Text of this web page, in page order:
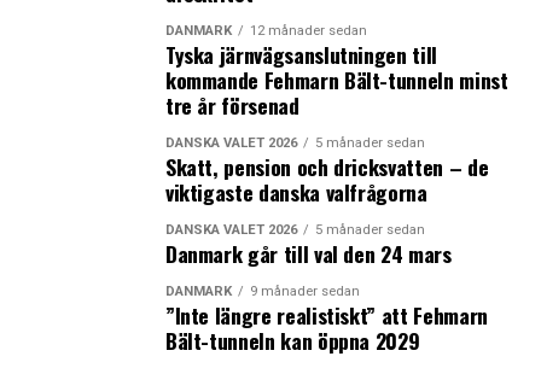
regional kontext. Om inte pandemin sätter käppar i
hjulet, att de kan träffas i regionen under försommaren
eller senvåren för att få en känsla av hur nära vi är
varandra, säger Anna Engblom.
I mars var Malmö, Landskrona och Helsingborginbjudna
till riksdagens trafikutskott för att presentera
städernas olika alternativ till nästa fasta förbindelse
(News Øresund – Jenny Andersson)
DANMARK 12 månader sedan
Tyska järnvägsanslutningen till
kommande Fehmarn Bält-tunneln minst
tre år försenad
DANSKA VALET 2026 5 månader sedan
Skatt, pension och dricksvatten – de
viktigaste danska valfrågorna
DANSKA VALET 2026 5 månader sedan
Danmark går till val den 24 mars
DANMARK 9 månader sedan
”Inte längre realistiskt” att Fehmarn
Bält-tunneln kan öppna 2029